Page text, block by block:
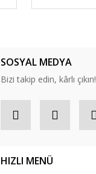
SOSYAL MEDYA
Bizi takip edin, kârlı çıkın!
HIZLI MENÜ